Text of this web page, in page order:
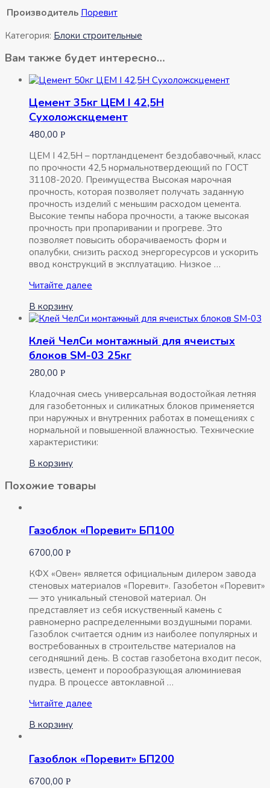
Производитель Поревит
Категория: Блоки строительные
Вам также будет интересно…
Цемент 35кг ЦЕМ I 42,5Н
Сухоложскцемент
480,00 Р
ЦЕМ I 42,5Н – портландцемент бездобавочный, класс
по прочности 42,5 нормальнотвердеющий по ГОСТ
31108-2020. Преимущества Высокая марочная
прочность, которая позволяет получать заданную
прочность изделий с меньшим расходом цемента.
Высокие темпы набора прочности, а также высокая
прочность при пропаривании и прогреве. Это
позволяет повысить оборачиваемость форм и
опалубки, снизить расход энергоресурсов и ускорить
ввод конструкций в эксплуатацию. Низкое …
Цемент
ЦЕМ
I
Сухоложскцемент
Читайте далее
В корзину
Клей ЧелСи монтажный для ячеистых
блоков SM-03 25кг
280,00 Р
Кладочная смесь универсальная водостойкая летняя
для газобетонных и силикатных блоков применяется
при наружных и внутренних работах в помещениях с
нормальной и повышенной влажностью. Технические
характеристики:
В корзину
Похожие товары
Газоблок «Поревит» БП100
6700,00 Р
КФХ «Овен» является официальным дилером завода
стеновых материалов «Поревит». Газобетон «Поревит»
— это уникальный стеновой материал. Он
представляет из себя искуственный камень с
равномерно распределенными воздушными порами.
Газоблок считается одним из наиболее популярных и
востребованных в строительстве материалов на
сегодняшний день. В состав газобетона входит песок,
известь, цемент и порообразующая алюминиевая
пудра. В процессе автоклавной …
Газоблок
БП100
Читайте далее
В корзину
Газоблок «Поревит» БП200
6700,00 Р